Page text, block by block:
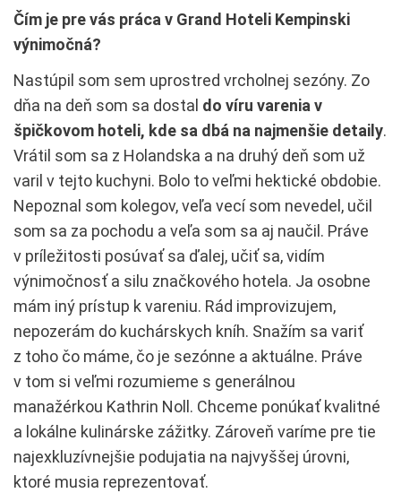
Čím je pre vás práca v Grand Hoteli Kempinski
výnimočná?
Nastúpil som sem uprostred vrcholnej sezóny. Zo
dňa na deň som sa dostal do víru varenia v
špičkovom hoteli, kde sa dbá na najmenšie detaily.
Vrátil som sa z Holandska a na druhý deň som už
varil v tejto kuchyni. Bolo to veľmi hektické obdobie.
Nepoznal som kolegov, veľa vecí som nevedel, učil
som sa za pochodu a veľa som sa aj naučil. Práve
v príležitosti posúvať sa ďalej, učiť sa, vidím
výnimočnosť a silu značkového hotela. Ja osobne
mám iný prístup k vareniu. Rád improvizujem,
nepozerám do kuchárskych kníh. Snažím sa variť
z toho čo máme, čo je sezónne a aktuálne. Práve
v tom si veľmi rozumieme s generálnou
manažérkou Kathrin Noll. Chceme ponúkať kvalitné
a lokálne kulinárske zážitky. Zároveň varíme pre tie
najexkluzívnejšie podujatia na najvyššej úrovni,
ktoré musia reprezentovať.